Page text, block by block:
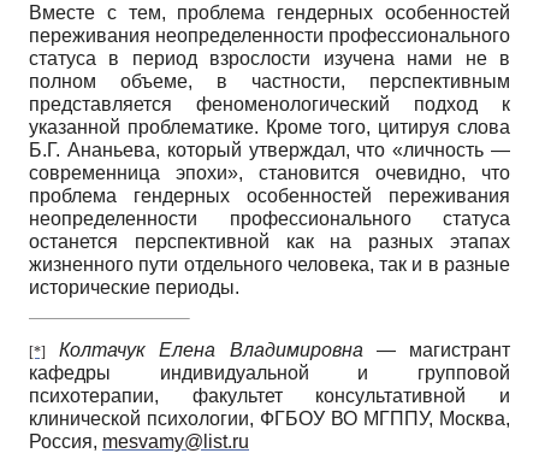
Вместе с тем, проблема гендерных особенностей
переживания неопределенности профессионального
статуса в период взрослости изучена нами не в
полном объеме, в частности, перспективным
представляется феноменологический подход к
указанной проблематике. Кроме того, цитируя слова
Б.Г. Ананьева, который утверждал, что «личность —
современница эпохи», становится очевидно, что
проблема гендерных особенностей переживания
неопределенности профессионального статуса
останется перспективной как на разных этапах
жизненного пути отдельного человека, так и в разные
исторические периоды.
[*] Колтачук Елена Владимировна — магистрант
кафедры индивидуальной и групповой
психотерапии, факультет консультативной и
клинической психологии, ФГБОУ ВО МГППУ, Москва,
Россия, mesvamy@list.ru